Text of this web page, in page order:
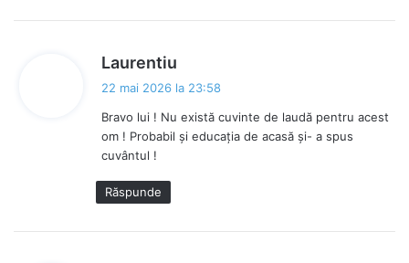
Laurentiu
n
e
22 mai 2026 la 23:58
Bravo lui ! Nu există cuvinte de laudă pentru acest
om ! Probabil și educația de acasă și- a spus
cuvântul !
Răspunde